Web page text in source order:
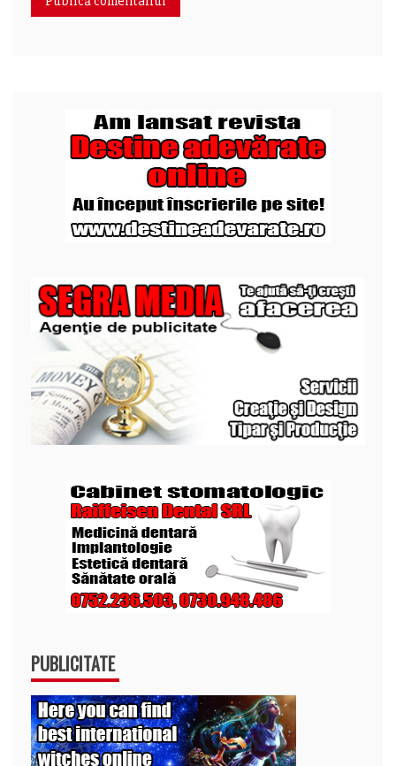
PUBLICITATE